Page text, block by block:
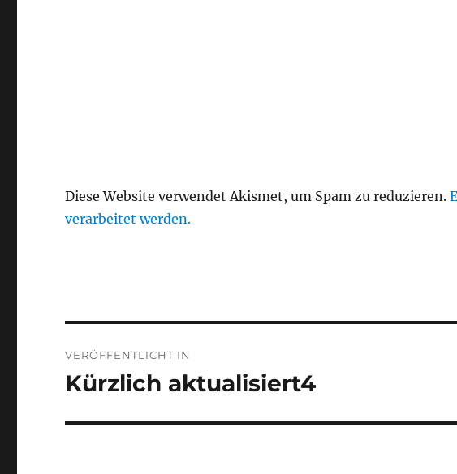
Diese Website verwendet Akismet, um Spam zu reduzieren.
verarbeitet werden.
VERÖFFENTLICHT IN
Kürzlich aktualisiert4